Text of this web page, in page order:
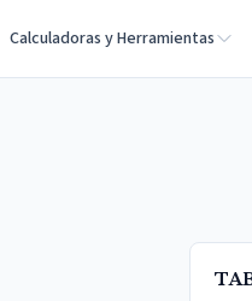
Calculadoras y Herramientas